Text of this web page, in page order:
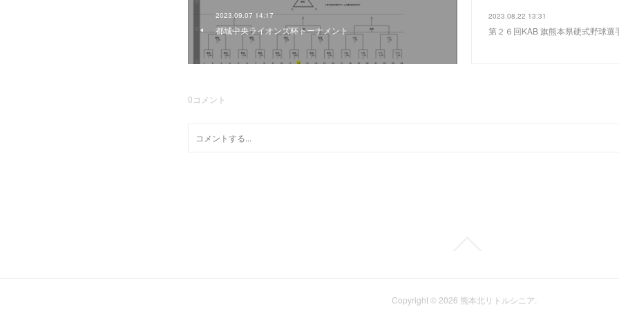
2023.09.07 14:17
都城中央ライオンズ杯トーナメント
2023.08.22 13:31
第２６回KAB 旗熊本県硬式野球選
0コメント
Copyright © 2026 熊本北リトルシニア